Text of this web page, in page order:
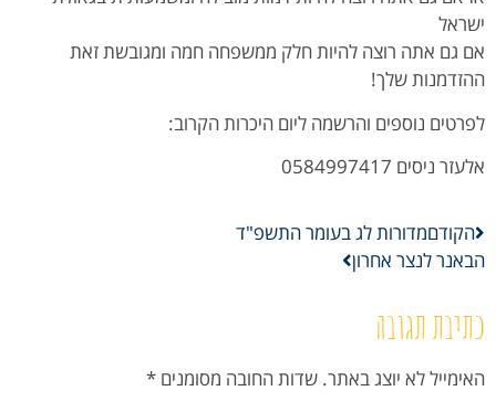
ישראל
אם גם אתה רוצה להיות חלק ממשפחה חמה ומגובשת זאת
ההזדמנות שלך!
לפרטים נוספים והרשמה ליום היכרות הקרוב:
אלעזר ניסים 0584997417
הקודםמדורות לג בעומר התשפ"ד
הבאנר לנצר אחרון
כתיבת תגובה
האימייל לא יוצג באתר. שדות החובה מסומנים *